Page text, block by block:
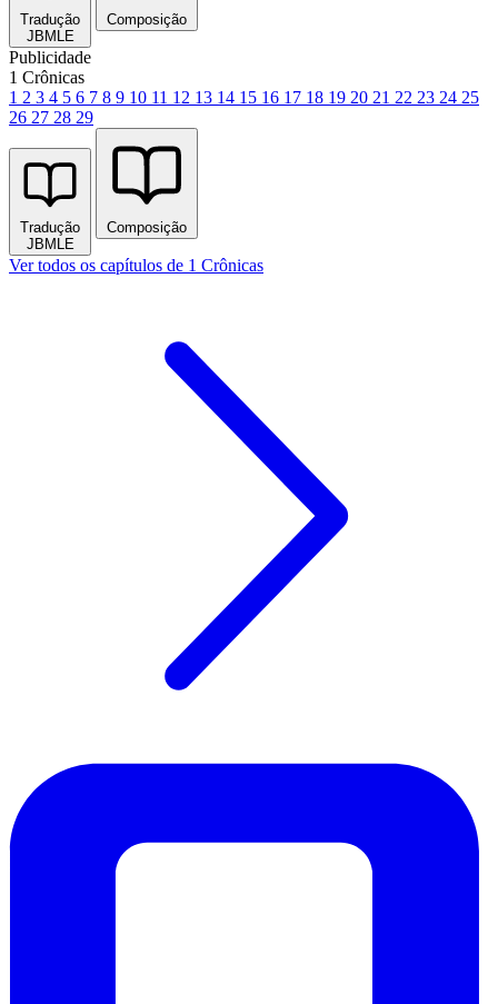
Tradução
JBMLE
Composição
Publicidade
1 Crônicas
1 2 3 4 5 6 7 8 9 10 11 12 13 14 15 16 17 18 19 20 21 22 23 24 25
26 27 28 29
Tradução
JBMLE
Composição
Ver todos os capítulos de 1 Crônicas